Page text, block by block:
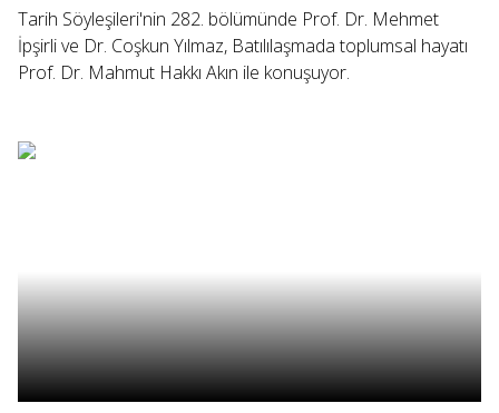
Tarih Söyleşileri'nin 282. bölümünde Prof. Dr. Mehmet
İpşirli ve Dr. Coşkun Yılmaz, Batılılaşmada toplumsal hayatı
Prof. Dr. Mahmut Hakkı Akın ile konuşuyor.